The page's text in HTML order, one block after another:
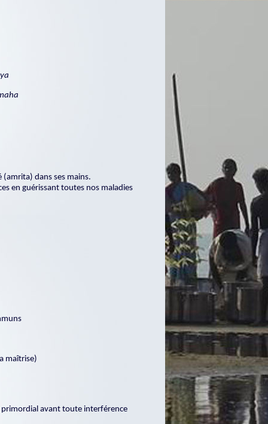
dans ses mains.
en guérissant toutes nos maladies
maîtrise)
avant toute interférence